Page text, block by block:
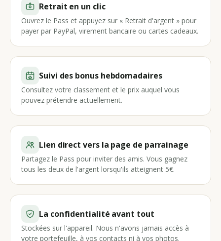
Retrait en un clic
Ouvrez le Pass et appuyez sur « Retrait d'argent » pour
payer par PayPal, virement bancaire ou cartes cadeaux.
Suivi des bonus hebdomadaires
Consultez votre classement et le prix auquel vous
pouvez prétendre actuellement.
Lien direct vers la page de parrainage
Partagez le Pass pour inviter des amis. Vous gagnez
tous les deux de l'argent lorsqu'ils atteignent 5€.
La confidentialité avant tout
Stockées sur l'appareil. Nous n'avons jamais accès à
votre portefeuille, à vos contacts ni à vos photos.